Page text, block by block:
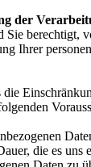
der
Sie berechtigt,
Ihrer
die
die es uns